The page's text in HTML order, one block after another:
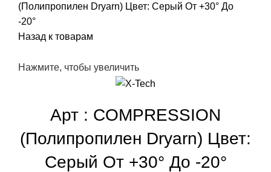
(Полипропилен Dryarn) Цвет: Серый От +30° До
-20°
Назад к товарам
Нажмите, чтобы увеличить
Арт : COMPRESSION
(Полипропилен Dryarn) Цвет:
Серый От +30° До -20°